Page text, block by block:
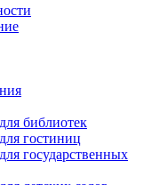
библиотек
гостиниц
государственных